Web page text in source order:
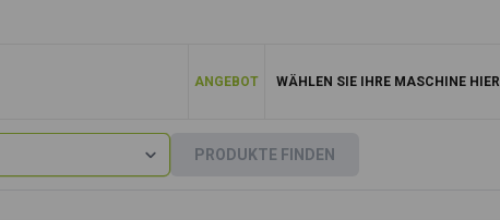
ANGEBOT WÄHLEN SIE IHRE MASCHINE HIER
PRODUKTE FINDEN